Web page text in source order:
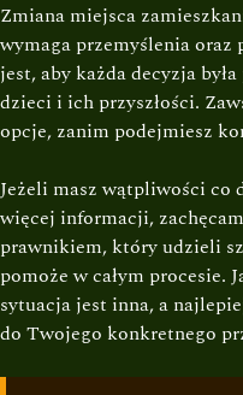
Zmiana miejsca
wymaga przemyślenia
jest, aby każda decyzja
dzieci i ich przyszłości.
opcje, zanim podejmiesz
Jeżeli masz wątpliwości co
więcej informacji,
prawnikiem, który udzieli
pomoże w całym procesie.
sytuacja jest inna, a
do Twojego konkretnego